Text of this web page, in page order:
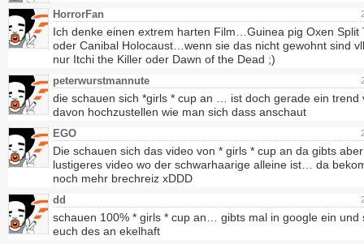
HorrorFan
Ich denke einen extrem harten Film…Guinea pig Oxen Split
oder Canibal Holocaust…wenn sie das nicht gewohnt sind
nur Itchi the Killer oder Dawn of the Dead ;)
peterwurstmannute
die schauen sich *girls * cup an … ist doch gerade ein trend
davon hochzustellen wie man sich dass anschaut
EGO
Die schauen sich das video von * girls * cup an da gibts
lustigeres video wo der schwarhaarige alleine ist… da
noch mehr brechreiz xDDD
dd
schauen 100% * girls * cup an… gibts mal in google ein und
euch des an ekelhaft